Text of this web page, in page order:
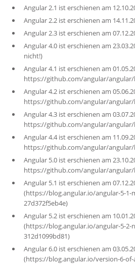
Angular 2.1 ist erschienen am
Angular 2.2 ist erschienen am
Angular 2.3 ist erschienen am
Angular 4.0 ist erschienen am
nicht!)
Angular 4.1 ist erschienen am
https://github.com/angular/angular/
Angular 4.2 ist erschienen am
https://github.com/angular/angular/
Angular 4.3 ist erschienen am
https://github.com/angular/angular/
Angular 4.4 ist erschienen am
https://github.com/angular/angular/
Angular 5.0 ist erschienen am
https://github.com/angular/angular/
Angular 5.1 ist erschienen am
(https://blog.angular.io/angular-5-1-
27d372f5eb4e)
Angular 5.2 ist erschienen am
(https://blog.angular.io/angular-5-2-
312d1099bd81)
Angular 6.0 ist erschienen am
(https://blog.angular.io/version-6-